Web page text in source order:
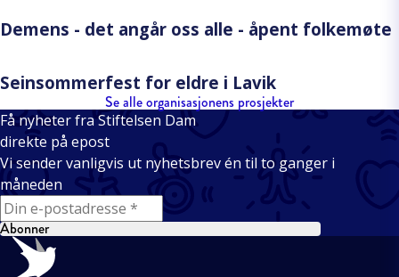
Demens - det angår oss alle - åpent folkemøte
Seinsommerfest for eldre i Lavik
Se alle organisasjonens prosjekter
Få nyheter fra Stiftelsen Dam
direkte på epost
Vi sender vanligvis ut nyhetsbrev én til to ganger i
måneden
E-mail
Abonner
Bunntekst